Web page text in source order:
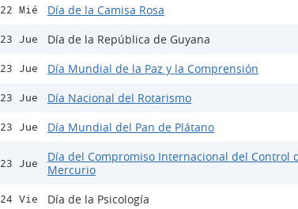
22 Mié Día de la Camisa Rosa
23 Jue Día de la República de Guyana
23 Jue Día Mundial de la Paz y la Comprensión
23 Jue Día Nacional del Rotarismo
23 Jue Día Mundial del Pan de Plátano
23 Jue
Día del Compromiso Internacional del Control
Mercurio
24 Vie Día de la Psicología